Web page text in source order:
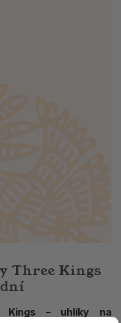
Three Kings
Kings – uhlíky na